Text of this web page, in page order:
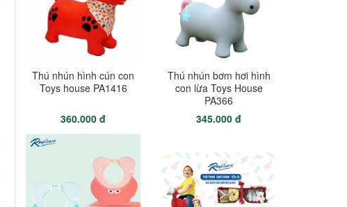
Thú nhún hình cún con
Toys house PA1416
360.000 đ
Thú nhún bơm hơi hình
con lừa Toys House
PA366
345.000 đ